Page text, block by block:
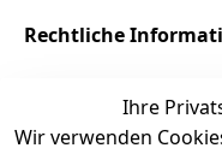
Rechtliche
Ihre
Wir verwenden